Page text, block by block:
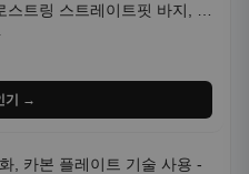
스트링 스트레이트핏 바지, 한
높은 아웃도어 및 정장용, 발
기 →
, 카본 플레이트 기술 사용 -